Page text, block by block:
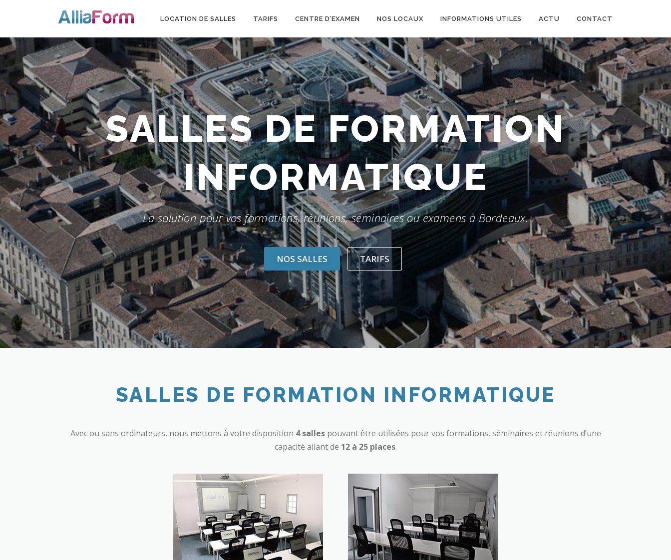
LOCATION DE SALLES TARIFS CENTRE D’EXAMEN NOS LOCAUX INFORMATIONS UTILES ACTU CONTACT
SALLES DE FORMATION
EXAMENS
La solution pour vos formations, réunions, séminaires ou examens à Bordeaux.
NOS SALLES TARIFS
SALLES DE FORMATION INFORMATIQUE
Avec ou sans ordinateurs, nous mettons à votre disposition 4 sallespouvant être utilisées pour vos formations, séminaires et réunions d’une
capacité allant de 12 à 25 places.